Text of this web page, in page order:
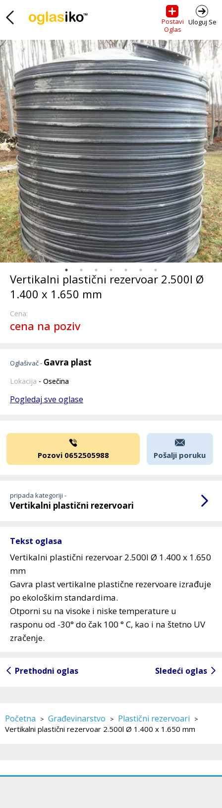
Postavi
Oglas
Uloguj Se
Vertikalni plastični rezervoar 2.500l Ø
1.400 x 1.650 mm
Cena:
cena na poziv
Oglašivač - Gavra plast
Lokacija - Osečina
Pogledaj sve oglase
Pozovi 0652505988 Pošalji poruku
pripada kategoriji -
Vertikalni plastični rezervoari
Tekst oglasa
Vertikalni plastični rezervoar 2.500l Ø 1.400 x 1.650
mm
Gavra plast vertikalne plastične rezervoare izrađuje
po ekološkim standardima.
Otporni su na visoke i niske temperature u
rasponu od -30° do čak 100 ° C, kao i na štetno UV
zračenje.
Prethodni oglas Sledeći oglas
Početna > Građevinarstvo > Plastični rezervoari >
Vertikalni plastični rezervoar 2.500l Ø 1.400 x 1.650 mm